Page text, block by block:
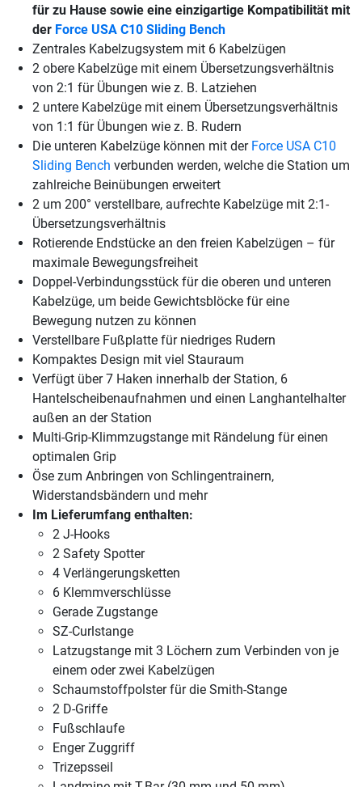
für zu Hause sowie eine einzigartige Kompatibilität mit
der Force USA C10 Sliding Bench
Zentrales Kabelzugsystem mit 6 Kabelzügen
2 obere Kabelzüge mit einem Übersetzungsverhältnis
von 2:1 für Übungen wie z. B. Latziehen
2 untere Kabelzüge mit einem Übersetzungsverhältnis
von 1:1 für Übungen wie z. B. Rudern
Die unteren Kabelzüge können mit der Force USA C10
Sliding Bench verbunden werden, welche die Station um
zahlreiche Beinübungen erweitert
2 um 200° verstellbare, aufrechte Kabelzüge mit 2:1-
Übersetzungsverhältnis
Rotierende Endstücke an den freien Kabelzügen – für
maximale Bewegungsfreiheit
Doppel-Verbindungsstück für die oberen und unteren
Kabelzüge, um beide Gewichtsblöcke für eine
Bewegung nutzen zu können
Verstellbare Fußplatte für niedriges Rudern
Kompaktes Design mit viel Stauraum
Verfügt über 7 Haken innerhalb der Station, 6
Hantelscheibenaufnahmen und einen Langhantelhalter
außen an der Station
Multi-Grip-Klimmzugstange mit Rändelung für einen
optimalen Grip
Öse zum Anbringen von Schlingentrainern,
Widerstandsbändern und mehr
Im Lieferumfang enthalten:
2 J-Hooks
2 Safety Spotter
4 Verlängerungsketten
6 Klemmverschlüsse
Gerade Zugstange
SZ-Curlstange
Latzugstange mit 3 Löchern zum Verbinden von je
einem oder zwei Kabelzügen
Schaumstoffpolster für die Smith-Stange
2 D-Griffe
Fußschlaufe
Enger Zuggriff
Trizepsseil